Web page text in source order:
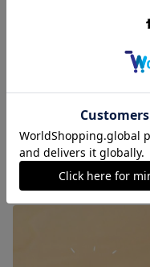
そろ〜りおばけ猫（置物）
展示中